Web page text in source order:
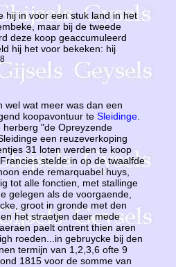
hij in voor een stuk land in het
maar bij de tweede
deze koop geaccumuleerd
hij het voor bekeken: hij
wel wat meer was dan een
koopavontuur te Sleidinge.
"de Opreyzende
een reuzeverkoping
31 loten werden te koop
stelde in op de twaalfde
ende remarquabel huys,
tot alle fonctien, met stallinge
gelegen als de voorgaende,
groot in gronde met den
het straetjen daer mede
paelt ontrent thien aren
roeden...in gebruycke bij den
termijn van 1,2,3,6 ofte 9
1815 voor de somme van